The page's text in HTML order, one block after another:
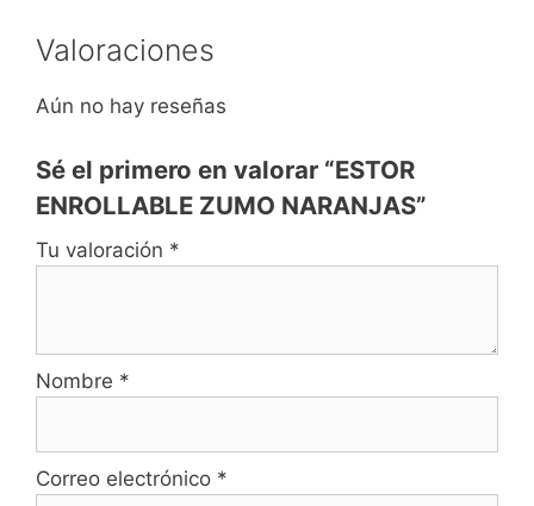
Valoraciones
Aún no hay reseñas
Sé el primero en valorar “ESTOR
ENROLLABLE ZUMO NARANJAS”
Tu valoración *
Nombre *
Correo electrónico *